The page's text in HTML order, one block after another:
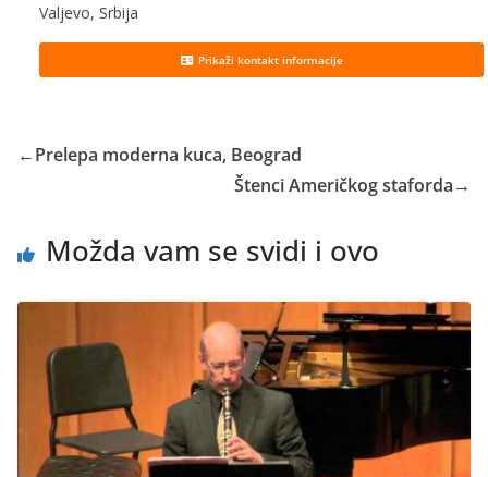
Valjevo, Srbija
Prikaži kontakt informacije
←Prelepa moderna kuca, Beograd
Štenci Američkog staforda→
Možda vam se svidi i ovo